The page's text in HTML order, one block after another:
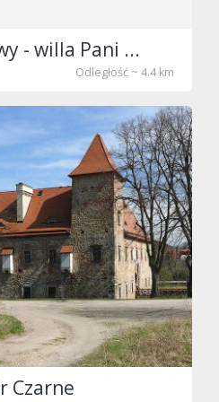
- willa Pani ...
Odległość ~ 4.4 km
Czarne